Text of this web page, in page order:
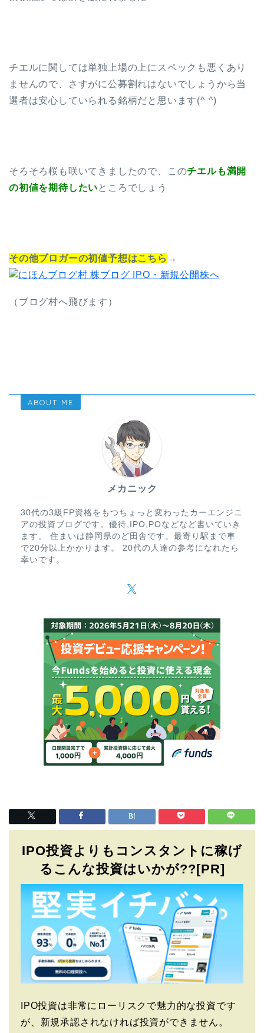
チエルに関しては単独上場の上にスペックも悪くあり
ませんので、さすがに公募割れはないでしょうから当
選者は安心していられる銘柄だと思います(^ ^)
そろそろ桜も咲いてきましたので、このチエルも満開
の初値を期待したい ところでしょう
その他ブロガーの初値予想はこちら →
（ブログ村へ飛びます）
ABOUT ME
メカニック
30代の3級FP資格をもつちょっと変わったカーエンジニ
アの投資ブログです。優待,IPO,POなどなど書いていき
ます。 住まいは静岡県のど田舎です。最寄り駅まで車
で20分以上かかります。 20代の人達の参考になれたら
幸いです。
IPO投資よりもコンスタントに稼げ
るこんな投資はいかが??[PR]
IPO投資は非常にローリスクで魅力的な投資です
が、新規承認されなければ投資ができません。